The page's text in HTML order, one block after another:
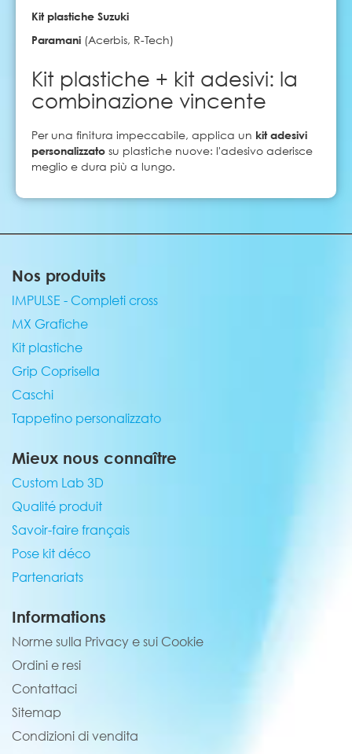
Kit plastiche Suzuki
Paramani (Acerbis, R-Tech)
Kit plastiche + kit adesivi: la
combinazione vincente
Per una finitura impeccabile, applica un kit adesivi
personalizzato su plastiche nuove: l'adesivo aderisce
meglio e dura più a lungo.
Nos produits
IMPULSE - Completi cross
MX Grafiche
Kit plastiche
Grip Coprisella
Caschi
Tappetino personalizzato
Mieux nous connaître
Custom Lab 3D
Qualité produit
Savoir-faire français
Pose kit déco
Partenariats
Informations
Norme sulla Privacy e sui Cookie
Ordini e resi
Contattaci
Sitemap
Condizioni di vendita